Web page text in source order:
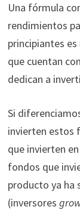
Una fórmula
rendimientos
principiantes
que cuentan
dedican a
Si
invierten estos
que invierten
fondos que
producto ya ha
(inversores